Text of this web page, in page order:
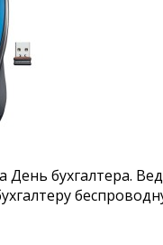
бухгалтера.